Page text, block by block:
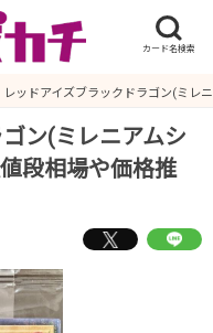
レッドアイズブラックドラゴン(ミレ
ン(ミレニアムシ
段相場や価格推